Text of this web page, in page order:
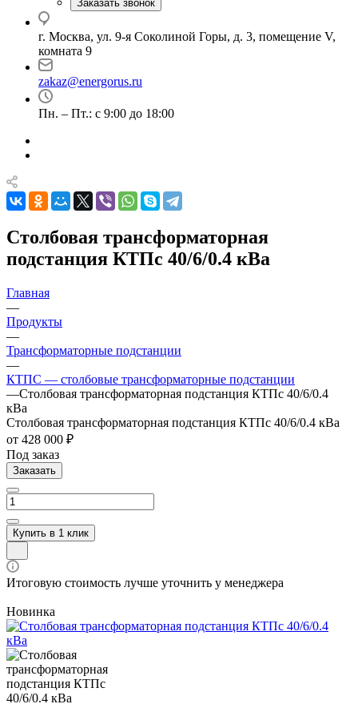
Заказать звонок
г. Москва, ул. 9-я Соколиной Горы, д. 3, помещение V,
комната 9
zakaz@energorus.ru
Пн. – Пт.: с 9:00 до 18:00
Cтолбовая трансформаторная
подстанция КТПc 40/6/0.4 кВа
Главная
—
Продукты
—
Трансформаторные подстанции
—
КТПС — столбовые трансформаторные подстанции
—Cтолбовая трансформаторная подстанция КТПc 40/6/0.4
кВа
Cтолбовая трансформаторная подстанция КТПc 40/6/0.4 кВа
от 428 000 ₽
Под заказ
Заказать
Купить в 1 клик
Итоговую стоимость лучше уточнить у менеджера
Новинка